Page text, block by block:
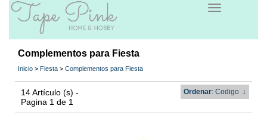
Complementos para Fiesta
Inicio > Fiesta > Complementos para Fiesta
14 Artículo (s) -
Pagina 1 de 1
Ordenar: Codigo↓